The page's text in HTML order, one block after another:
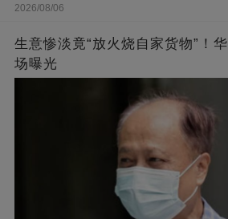
2026/08/06
生意惨淡竟“放火烧自家货物”！
场曝光